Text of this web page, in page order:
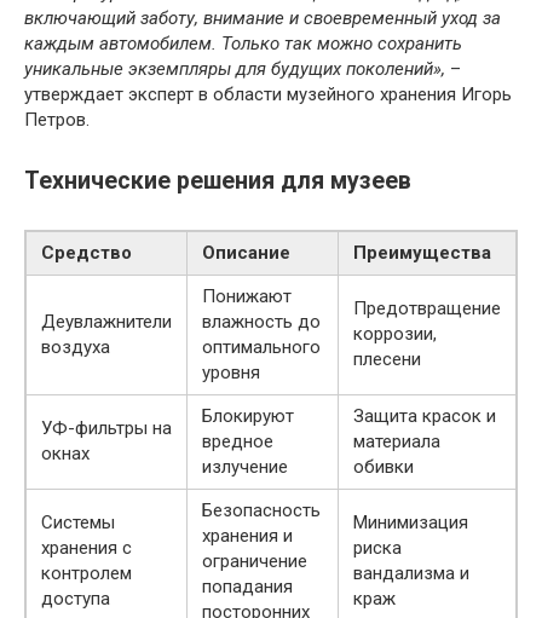
включающий заботу, внимание и своевременный уход за
каждым автомобилем. Только так можно сохранить
уникальные экземпляры для будущих поколений», –
утверждает эксперт в области музейного хранения Игорь
Петров.
Технические решения для музеев
Средство Описание Преимущества
Деувлажнители
воздуха
Понижают
влажность до
оптимального
уровня
Предотвращение
коррозии,
плесени
УФ-фильтры на
окнах
Блокируют
вредное
излучение
Защита красок и
материала
обивки
Системы
хранения с
контролем
доступа
Безопасность
хранения и
ограничение
попадания
посторонних
Минимизация
риска
вандализма и
краж